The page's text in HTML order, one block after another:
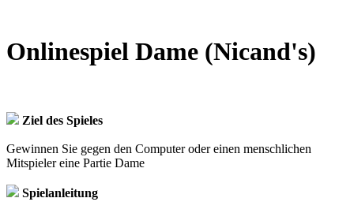
Onlinespiel Dame (Nicand's)
Ziel des Spieles
Gewinnen Sie gegen den Computer oder einen menschlichen
Mitspieler eine Partie Dame
Spielanleitung